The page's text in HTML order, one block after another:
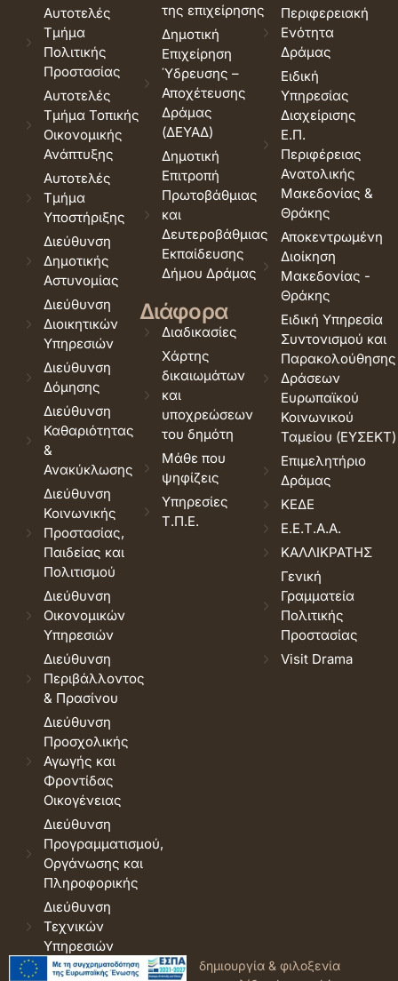
Αυτοτελές
Τμήμα
Πολιτικής
Προστασίας
Αυτοτελές
Τμήμα Τοπικής
Οικονομικής
Ανάπτυξης
Αυτοτελές
Τμήμα
Υποστήριξης
Διεύθυνση
Δημοτικής
Αστυνομίας
Διεύθυνση
Διοικητικών
Υπηρεσιών
Διεύθυνση
Δόμησης
Διεύθυνση
Καθαριότητας
&
Ανακύκλωσης
Διεύθυνση
Κοινωνικής
Προστασίας,
Παιδείας και
Πολιτισμού
Διεύθυνση
Οικονομικών
Υπηρεσιών
Διεύθυνση
Περιβάλλοντος
& Πρασίνου
Διεύθυνση
Προσχολικής
Αγωγής και
Φροντίδας
Οικογένειας
Διεύθυνση
Προγραμματισμού,
Οργάνωσης και
Πληροφορικής
Διεύθυνση
Τεχνικών
Υπηρεσιών
της επιχείρησης
Δημοτική
Επιχείρηση
Ύδρευσης –
Αποχέτευσης
Δράμας
(ΔΕΥΑΔ)
Δημοτική
Επιτροπή
Πρωτοβάθμιας
και
Δευτεροβάθμιας
Εκπαίδευσης
Δήμου Δράμας
Διάφορα
Διαδικασίες
Χάρτης
δικαιωμάτων
και
υποχρεώσεων
του δημότη
Μάθε που
ψηφίζεις
Υπηρεσίες
Τ.Π.Ε.
Περιφερειακή
Ενότητα
Δράμας
Ειδική
Υπηρεσίας
Διαχείρισης
Ε.Π.
Περιφέρειας
Ανατολικής
Μακεδονίας &
Θράκης
Αποκεντρωμένη
Διοίκηση
Μακεδονίας -
Θράκης
Ειδική Υπηρεσία
Συντονισμού και
Παρακολούθησης
Δράσεων
Ευρωπαϊκού
Κοινωνικού
Ταμείου (ΕΥΣΕΚΤ)
Επιμελητήριο
Δράμας
ΚΕΔΕ
Ε.Ε.Τ.Α.Α.
ΚΑΛΛΙΚΡΑΤΗΣ
Γενική
Γραμματεία
Πολιτικής
Προστασίας
Visit Drama
© 2026 Δήμος Δράμας. Όροι
δημιουργία & φιλοξενία